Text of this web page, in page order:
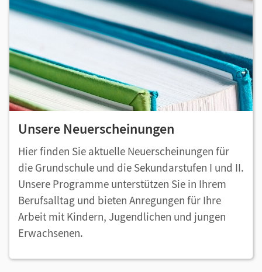
Unsere Neuerscheinungen
Hier finden Sie aktuelle Neuerscheinungen für
die Grundschule und die Sekundarstufen I und II.
Unsere Programme unterstützen Sie in Ihrem
Berufsalltag und bieten Anregungen für Ihre
Arbeit mit Kindern, Jugendlichen und jungen
Erwachsenen.